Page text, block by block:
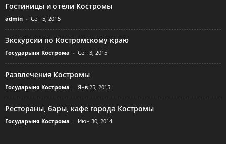
Гостиницы и отели Костромы
admin - Сен 5, 2015
Экскурсии по Костромскому краю
Государыня Кострома - Сен 3, 2015
Развлечения Костромы
Государыня Кострома - Янв 25, 2015
Рестораны, бары, кафе города Костромы
Государыня Кострома - Июн 30, 2014